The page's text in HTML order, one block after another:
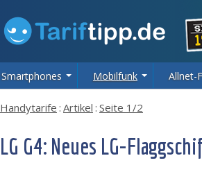
Smartphones Mobilfunk Allnet-
Handytarife : Artikel : Seite 1/2
LG G4: Neues LG-